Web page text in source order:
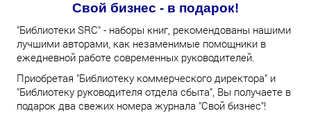
Свой бизнес - в подарок!
"Библиотеки SRC" - наборы книг, рекомендованы нашими
лучшими авторами, как незаменимые помощники в
ежедневной работе современных руководителей.
Приобретая "Библиотеку коммерческого директора" и
"Библиотеку руководителя отдела сбыта", Вы получаете в
подарок два свежих номера журнала "Свой бизнес"!